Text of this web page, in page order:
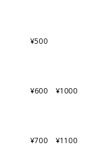
¥500
¥600 ¥1000
¥700 ¥1100